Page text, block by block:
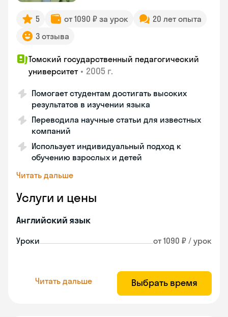
5 от 1090 ₽ за урок
20 лет опыта
3 отзыва
Томский государственный педагогический
университет • 2005 г.
Помогает студентам достигать высоких
результатов в изучении языка
Переводила научные статьи для известных
компаний
Использует индивидуальный подход к
обучению взрослых и детей
Читать дальше
Услуги и цены
Английский язык
Уроки от 1090 ₽ / урок
Читать дальше Выбрать время